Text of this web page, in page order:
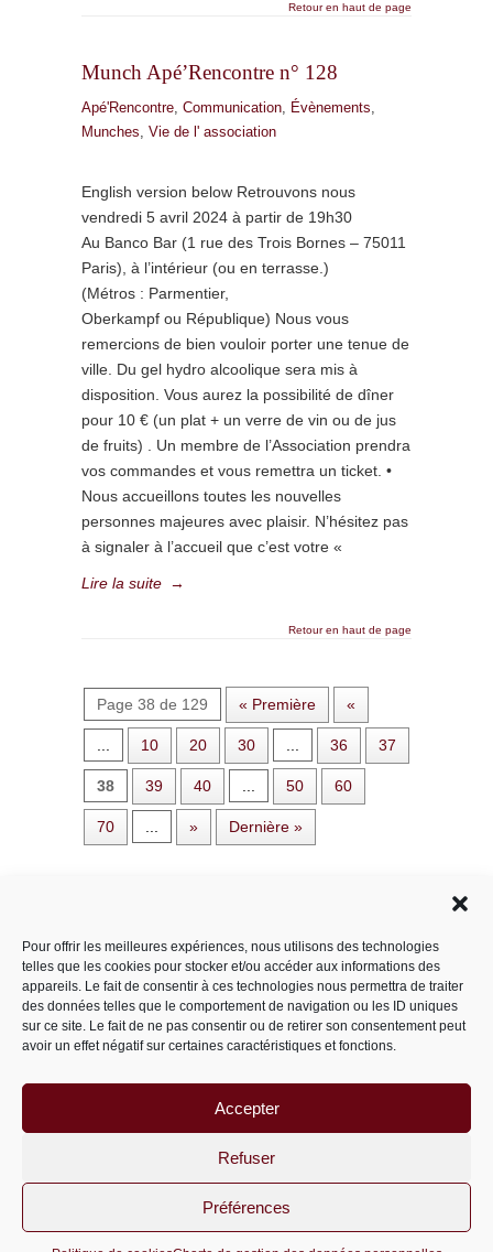
Pour offrir les meilleures expériences, nous utilisons des technologies
telles que les cookies pour stocker et/ou accéder aux informations des
appareils. Le fait de consentir à ces technologies nous permettra de traiter
des données telles que le comportement de navigation ou les ID uniques
sur ce site. Le fait de ne pas consentir ou de retirer son consentement peut
avoir un effet négatif sur certaines caractéristiques et fonctions.
Accepter
Refuser
Préférences
Retour en haut de page
Munch Apé’Rencontre n° 128
Apé'Rencontre, Communication, Évènements,
Munches, Vie de l' association
English version below Retrouvons nous
vendredi 5 avril 2024 à partir de 19h30
Au Banco Bar (1 rue des Trois Bornes – 75011
Paris), à l’intérieur (ou en terrasse.)
(Métros : Parmentier,
Oberkampf ou République) Nous vous
remercions de bien vouloir porter une tenue de
ville. Du gel hydro alcoolique sera mis à
disposition. Vous aurez la possibilité de dîner
pour 10 € (un plat + un verre de vin ou de jus
de fruits) . Un membre de l’Association prendra
vos commandes et vous remettra un ticket. •
Nous accueillons toutes les nouvelles
personnes majeures avec plaisir. N’hésitez pas
à signaler à l’accueil que c’est votre «
Lire la suite →
Retour en haut de page
Page 38 de 129 « Première «
10 20 30 36 37
38 39 40 50 60
70 » Dernière »
Catégories